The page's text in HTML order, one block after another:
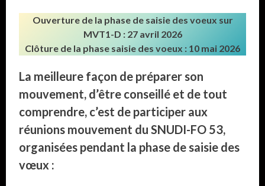
Ouverture de la phase de saisie des voeux sur
MVT1-D : 27 avril 2026
Clôture de la phase saisie des voeux : 10 mai 2026
La meilleure façon de préparer son
mouvement, d’être conseillé et de tout
comprendre, c’est de participer aux
réunions mouvement du SNUDI-FO 53,
organisées pendant la phase de saisie des
vœux :